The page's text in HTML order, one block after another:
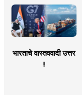
भारताचे वास्तववादी उत्तर
!